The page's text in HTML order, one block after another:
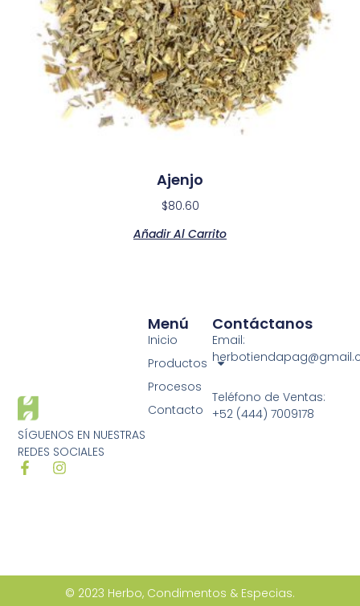
Ajenjo
$80.60
Añadir Al Carrito
SÍGUENOS EN NUESTRAS
REDES SOCIALES
Menú
Inicio
Productos
Procesos
Contacto
Contáctanos
Email:
Teléfono de Ventas:
+52 (444) 7009178
© 2023 Herbo, Condimentos & Especias.